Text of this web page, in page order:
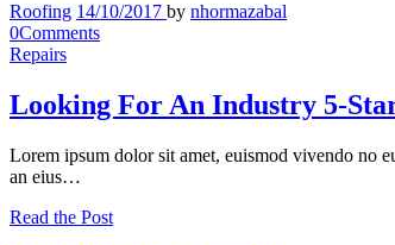
Roofing 14/10/2017 by nhormazabal
0Comments
Repairs
Looking For An Industry 5-
Lorem ipsum dolor sit amet, euismod vivendo no
an eius…
Read the Post